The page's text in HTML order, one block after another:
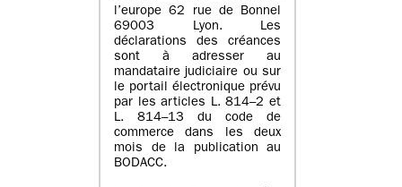
l’europe 62 rue de Bonnel
69003 Lyon. Les
déclarations des créances
sont à adresser au
mandataire judiciaire ou sur
le portail électronique prévu
par les articles L. 814–2 et
L. 814–13 du code de
commerce dans les deux
mois de la publication au
BODACC.